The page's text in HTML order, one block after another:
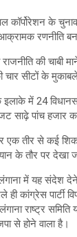
कॉर्पोरेशन के
रणनीति
की चाबी
चार सीटों के
में 24
साढ़े पांच
एक तीर से कई
के तौर पर देखा
में यह संदेश
ही कांग्रेस पार्टी
राष्ट्र
से होने वाला है।